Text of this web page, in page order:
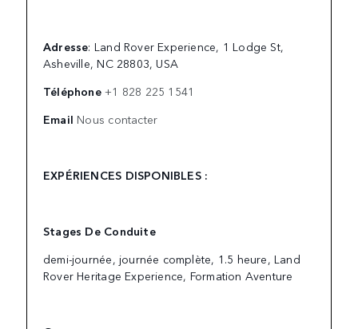
Adresse: Land Rover Experience, 1 Lodge St,
Asheville, NC 28803, USA
Téléphone+1 828 225 1541
Email Nous contacter
EXPÉRIENCES DISPONIBLES :
Stages De Conduite
demi-journée, journée complète, 1.5 heure, Land
Rover Heritage Experience, Formation Aventure